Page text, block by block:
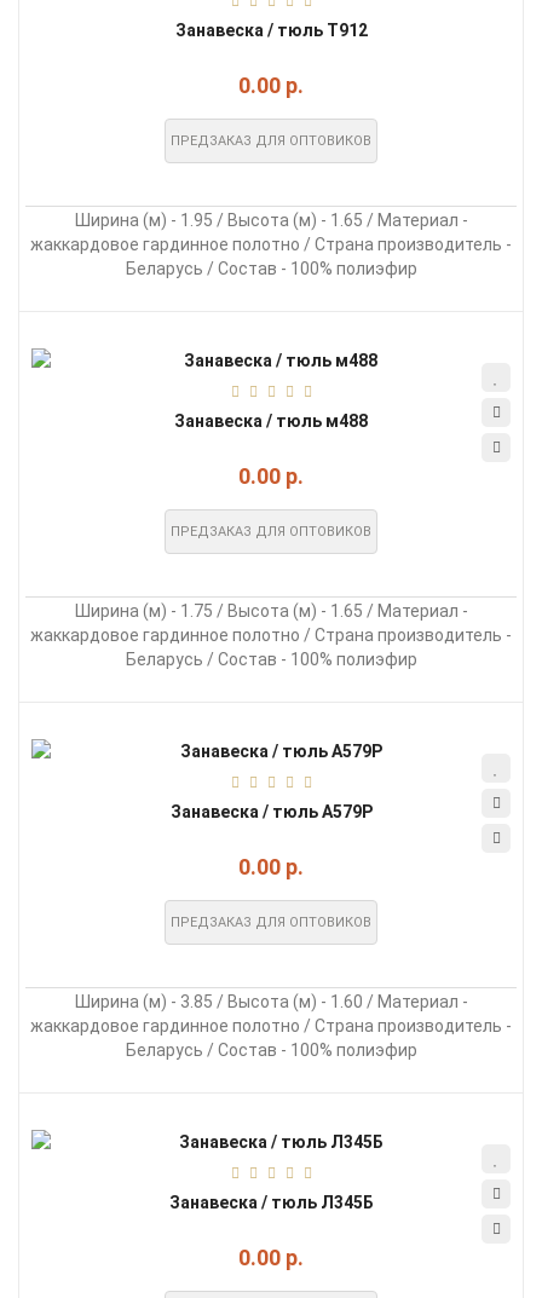
Занавеска / тюль Т912
0.00 р.
ПРЕДЗАКАЗ ДЛЯ ОПТОВИКОВ
Ширина (м) - 1.95 / Высота (м) - 1.65 / Материал -
жаккардовое гардинное полотно / Страна производитель -
Беларусь / Состав - 100% полиэфир
Занавеска / тюль м488
0.00 р.
ПРЕДЗАКАЗ ДЛЯ ОПТОВИКОВ
Ширина (м) - 1.75 / Высота (м) - 1.65 / Материал -
жаккардовое гардинное полотно / Страна производитель -
Беларусь / Состав - 100% полиэфир
Занавеска / тюль А579Р
0.00 р.
ПРЕДЗАКАЗ ДЛЯ ОПТОВИКОВ
Ширина (м) - 3.85 / Высота (м) - 1.60 / Материал -
жаккардовое гардинное полотно / Страна производитель -
Беларусь / Состав - 100% полиэфир
Занавеска / тюль Л345Б
0.00 р.